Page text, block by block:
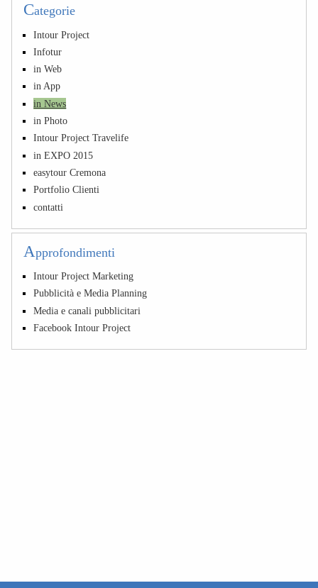
Categorie
Intour Project
Infotur
in Web
in App
in News
in Photo
Intour Project Travelife
in EXPO 2015
easytour Cremona
Portfolio Clienti
contatti
Approfondimenti
Intour Project Marketing
Pubblicità e Media Planning
Media e canali pubblicitari
Facebook Intour Project